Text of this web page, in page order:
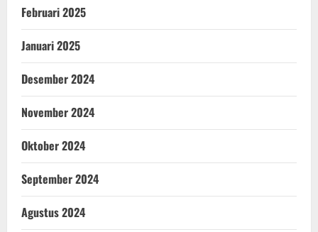
Februari 2025
Januari 2025
Desember 2024
November 2024
Oktober 2024
September 2024
Agustus 2024